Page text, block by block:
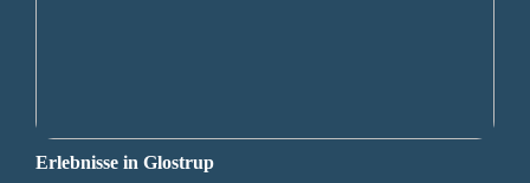
Erlebnisse in Glostrup